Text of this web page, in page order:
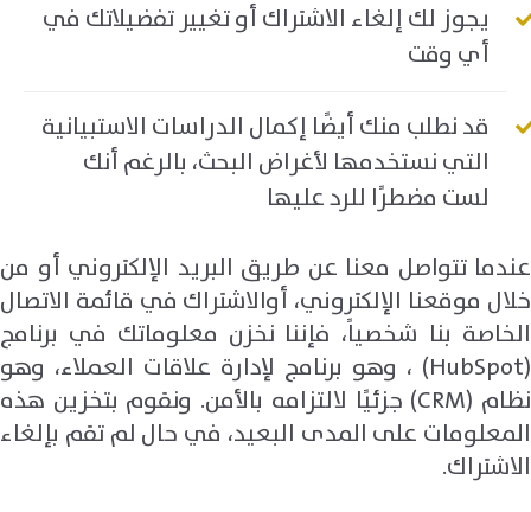
يجوز لك إلغاء الاشتراك أو تغيير تفضيلاتك في
أي وقت
قد نطلب منك أيضًا إكمال الدراسات الاستبيانية
التي نستخدمها لأغراض البحث، بالرغم أنك
لست مضطرًا للرد عليها
عندما تتواصل معنا عن طريق البريد الإلكتروني أو من
خلال موقعنا الإلكتروني، أوالاشتراك في قائمة الاتصال
الخاصة بنا شخصياً، فإننا نخزن معلوماتك في برنامج
(
HubSpot) ، وهو برنامج لإدارة علاقات العملاء، وهو
نظام (CRM) جزئيًا لالتزامه بالأمن. ونقوم بتخزين هذه
المعلومات على المدى البعيد، في حال لم تقم بإلغاء
الاشتراك.